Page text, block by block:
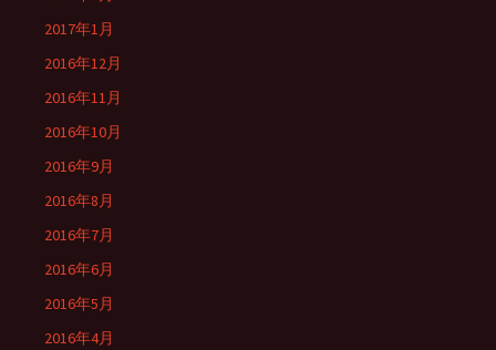
2017年1月
2016年12月
2016年11月
2016年10月
2016年9月
2016年8月
2016年7月
2016年6月
2016年5月
2016年4月